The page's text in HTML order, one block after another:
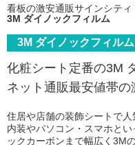
看板の激安通販サインシティ
3M ダイノックフィルム
3M ダイノックフィルム
化粧シート定番の3M
ネット通販最安値帯の
住居や店舗の装飾シートで
内装やパソコン・スマホと
ックカーボンまで幅広く3M